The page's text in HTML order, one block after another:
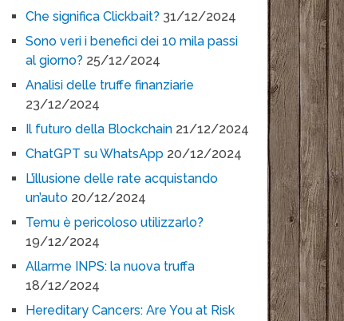
Che significa Clickbait? 31/12/2024
Sono veri i benefici dei 10 mila passi
al giorno? 25/12/2024
Analisi delle truffe finanziarie
23/12/2024
Il futuro della Blockchain 21/12/2024
ChatGPT su WhatsApp 20/12/2024
L’illusione delle rate acquistando
un’auto 20/12/2024
Temu è pericoloso utilizzarlo?
19/12/2024
Allarme INPS: la nuova truffa
18/12/2024
Hereditary Cancers: Are You at Risk